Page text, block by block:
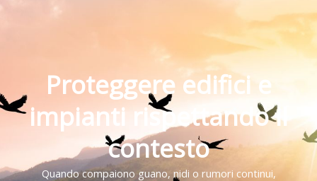
Proteggere edifici e
impianti rispettando il
contesto
Quando compaiono guano, nidi o rumori continui,